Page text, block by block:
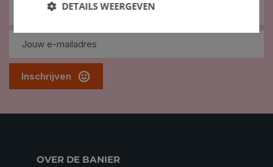
Inschrijven
OVER DE BANIER
DETAILS WEERGEVEN